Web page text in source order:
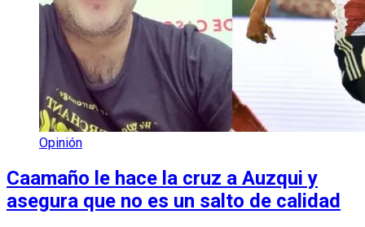
Opinión
Caamaño le hace la cruz a Auzqui y
asegura que no es un salto de calidad